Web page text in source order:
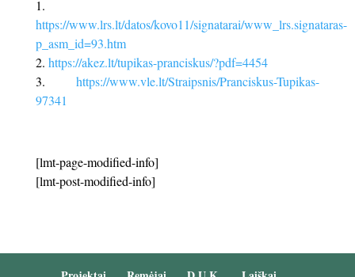
https://www.lrs.lt/datos/kovo11/signatarai/www_lrs.signataras-
p_asm_id=93.htm
https://akez.lt/tupikas-pranciskus/?pdf=4454
https://www.vle.lt/Straipsnis/Pranciskus-Tupikas-
97341
[lmt-page-modified-info]
[lmt-post-modified-info]